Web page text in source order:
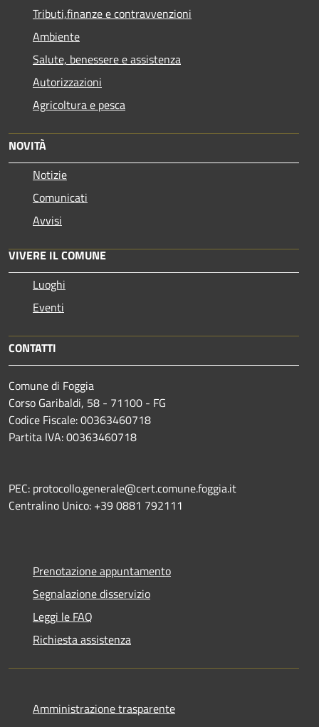
Tributi,finanze e contravvenzioni
Ambiente
Salute, benessere e assistenza
Autorizzazioni
Agricoltura e pesca
NOVITÀ
Notizie
Comunicati
Avvisi
VIVERE IL COMUNE
Luoghi
Eventi
CONTATTI
Comune di Foggia
Corso Garibaldi, 58 - 71100 - FG
Codice Fiscale: 00363460718
Partita IVA: 00363460718
PEC: protocollo.generale@cert.comune.foggia.it
Centralino Unico: +39 0881 792111
Prenotazione appuntamento
Segnalazione disservizio
Leggi le FAQ
Richiesta assistenza
Amministrazione trasparente